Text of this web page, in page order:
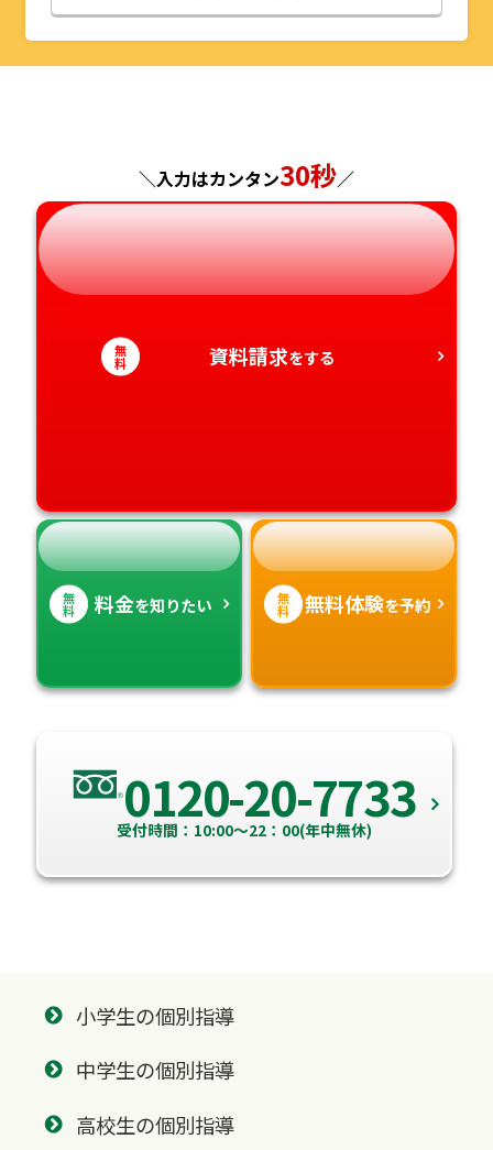
山形県
千葉県
神奈川県
福井県
岐阜県
静岡県
愛知県
京都府
兵庫県
奈良県
和歌山県
島根県
広島県
山口県
徳島県
香川県
福岡県
長崎県
熊本県
大分県
宮崎県
＼入力はカンタン30秒／
無
料 資料請求をする
無
料 料金を知りたい 無
料 無料体験を予約
0120-20-7733
受付時間：10:00～22：00(年中無休)
小学生の個別指導
中学生の個別指導
高校生の個別指導